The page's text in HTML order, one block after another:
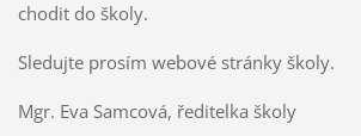
chodit do školy.
Sledujte prosím webové stránky školy.
Mgr. Eva Samcová, ředitelka školy